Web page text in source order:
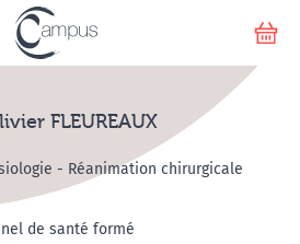
FLEUREAUX
- Réanimation chirurgicale
de santé formé